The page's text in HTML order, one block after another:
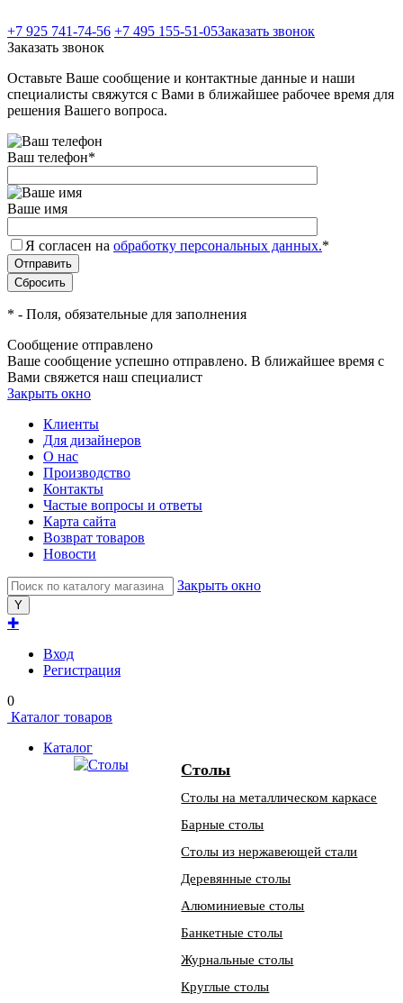
+7 925 741-74-56 +7 495 155-51-05Заказать звонок
Заказать звонок
Оставьте Ваше сообщение и контактные данные и наши
специалисты свяжутся с Вами в ближайшее рабочее время для
решения Вашего вопроса.
Ваш телефон*
Ваше имя
Я согласен на обработку персональных данных.*
* - Поля, обязательные для заполнения
Сообщение отправлено
Ваше сообщение успешно отправлено. В ближайшее время с
Вами свяжется наш специалист
Закрыть окно
Клиенты
Для дизайнеров
О нас
Производство
Контакты
Частые вопросы и ответы
Карта сайта
Возврат товаров
Новости
Закрыть окно
✚
Вход
Регистрация
0
Каталог товаров
Каталог
Столы
Столы на металлическом каркасе
Барные столы
Столы из нержавеющей стали
Деревянные столы
Алюминиевые столы
Банкетные столы
Журнальные столы
Круглые столы